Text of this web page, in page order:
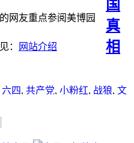
网友重点参阅美博园
：
网站介绍
国
真
相
六四, 共产党, 小粉红, 战狼, 文